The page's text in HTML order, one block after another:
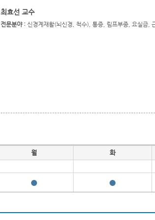
최효선 교수
전문분야 : 신경계재활(뇌신경, 척수), 통증, 림프부종, 요실금,
월 화